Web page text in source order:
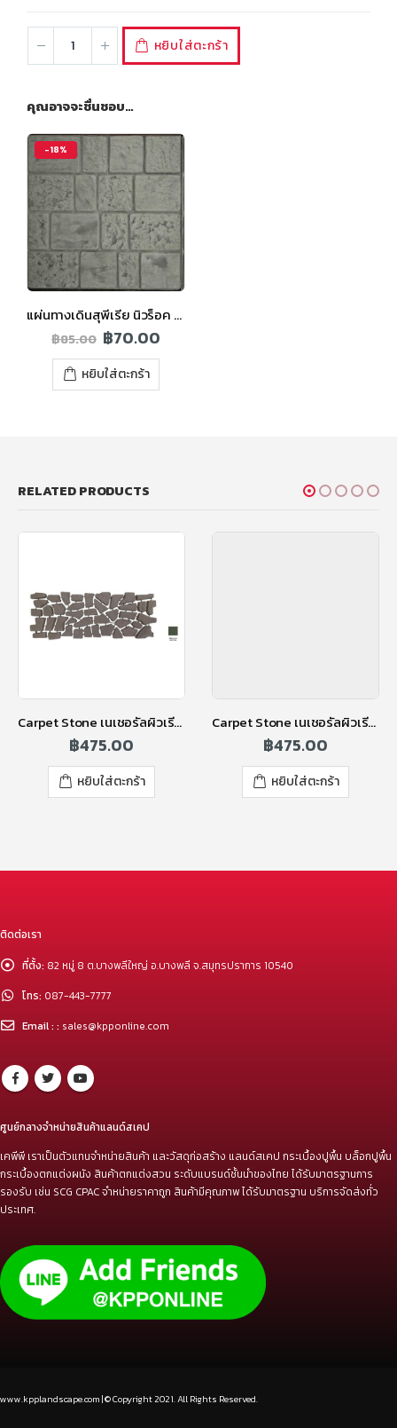
หยิบใส่ตะกร้า
คุณอาจจะชื่นชอบ…
-18%
แผ่นทางเดินสุพีเรีย นิวร็อค สีเทา
฿85.00 ฿70.00
หยิบใส่ตะกร้า
RELATED PRODUCTS
Carpet Stone เนเชอรัลผิวเรียบ 2 ซม. สีมิลิทารี่กรีน
฿475.00
หยิบใส่ตะกร้า
Carpet Stone เนเชอรัลผิวเรียบ 2 ซม. สีแบล็คเกรย์
฿475.00
หยิบใส่ตะกร้า
ติดต่อเรา
ที่ตั้ง: 82 หมู่ 8 ต.บางพลีใหญ่ อ.บางพลี จ.สมุทรปราการ 10540
โทร: 087-443-7777
Email : : sales@kpponline.com
ศูนย์กลางจำหน่ายสินค้าแลนด์สเคป
เคพีพี เราเป็นตัวแทนจำหน่ายสินค้า และวัสดุก่อสร้าง แลนด์สเคป กระเบื้องปูพื้น บล็อกปูพื้น
กระเบื้องตกแต่งผนัง สินค้าตกแต่งสวน ระดับแบรนด์ชั้นนำของไทย ได้รับมาตรฐานการ
รองรับ เช่น SCG CPAC จำหน่ายราคาถูก สินค้ามีคุณภาพ ได้รับมาตรฐาน บริการจัดส่งทั่ว
ประเทศ.
www.kpplandscape.com | © Copyright 2021. All Rights Reserved.